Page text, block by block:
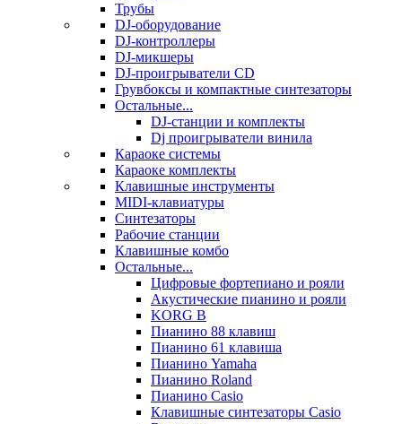
Трубы
DJ-оборудование
DJ-контроллеры
DJ-микшеры
DJ-проигрыватели CD
Грувбоксы и компактные синтезаторы
Остальные...
DJ-станции и комплекты
Dj проигрыватели винила
Караоке системы
Караоке комплекты
Клавишные инструменты
MIDI-клавиатуры
Синтезаторы
Рабочие станции
Клавишные комбо
Остальные...
Цифровые фортепиано и рояли
Акустические пианино и рояли
KORG B
Пианино 88 клавиш
Пианино 61 клавиша
Пианино Yamaha
Пианино Roland
Пианино Casio
Клавишные синтезаторы Casio